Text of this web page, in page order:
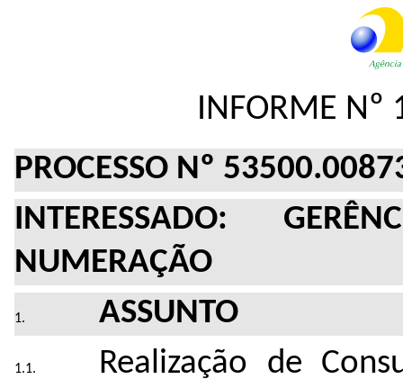
INFORME Nº
PROCESSO Nº
INTERESSADO:
NUMERAÇÃO
ASSUNTO
Realização de